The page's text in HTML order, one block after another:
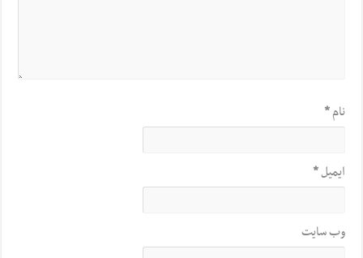
نام*
ایمیل*
وب‌ سایت